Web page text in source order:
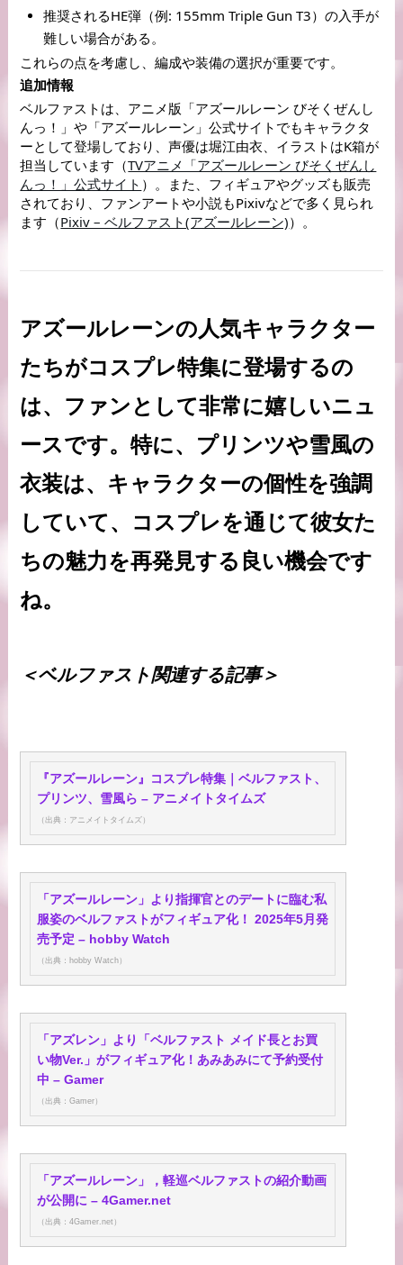
推奨されるHE弾（例: 155mm Triple Gun T3）の入手が
難しい場合がある。
これらの点を考慮し、編成や装備の選択が重要です。
追加情報
ベルファストは、アニメ版「アズールレーン びそくぜんし
んっ！」や「アズールレーン」公式サイトでもキャラクタ
ーとして登場しており、声優は堀江由衣、イラストはK箱が
担当しています（TVアニメ「アズールレーン びそくぜんし
んっ！」公式サイト ）。また、フィギュアやグッズも販売
されており、ファンアートや小説もPixivなどで多く見られ
ます（Pixiv – ベルファスト(アズールレーン)）。
アズールレーンの人気キャラクター
たちがコスプレ特集に登場するの
は、ファンとして非常に嬉しいニュ
ースです。特に、プリンツや雪風の
衣装は、キャラクターの個性を強調
していて、コスプレを通じて彼女た
ちの魅力を再発見する良い機会です
ね。
＜ベルファスト関連する記事＞
『アズールレーン』コスプレ特集｜ベルファスト、
プリンツ、雪風ら – アニメイトタイムズ
（出典：アニメイトタイムズ）
「アズールレーン」より指揮官とのデートに臨む私
服姿のベルファストがフィギュア化！ 2025年5月発
売予定 – hobby Watch
（出典：hobby Watch）
「アズレン」より「ベルファスト メイド長とお買
い物Ver.」がフィギュア化！あみあみにて予約受付
中 – Gamer
（出典：Gamer）
「アズールレーン」，軽巡ベルファストの紹介動画
が公開に – 4Gamer.net
（出典：4Gamer.net）